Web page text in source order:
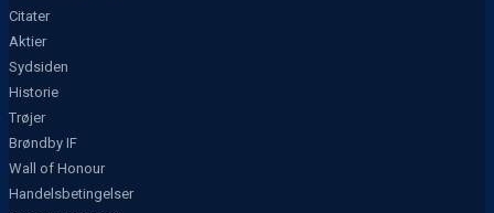
Citater
Aktier
Sydsiden
Historie
Trøjer
Brøndby IF
Wall of Honour
Handelsbetingelser